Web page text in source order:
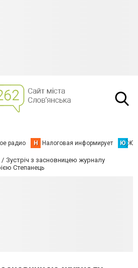
радио Н Налоговая информирует Ю
Зустріч з засновницею журналу
Степанець